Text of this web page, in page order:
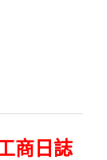
商日誌